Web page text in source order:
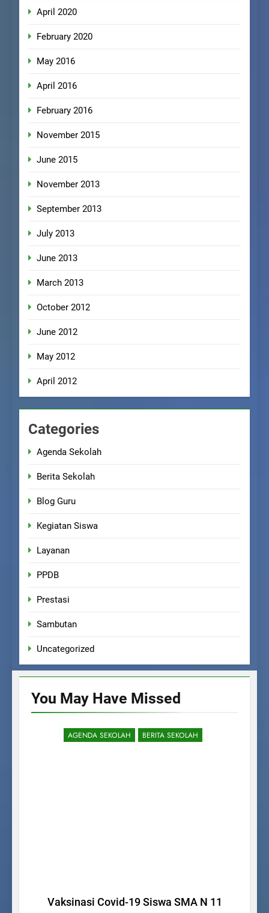
April 2020
February 2020
May 2016
April 2016
February 2016
November 2015
June 2015
November 2013
September 2013
July 2013
June 2013
March 2013
October 2012
June 2012
May 2012
April 2012
Categories
Agenda Sekolah
Berita Sekolah
Blog Guru
Kegiatan Siswa
Layanan
PPDB
Prestasi
Sambutan
Uncategorized
You May Have Missed
AGENDA SEKOLAH BERITA SEKOLAH
Vaksinasi Covid-19 Siswa SMA N 11